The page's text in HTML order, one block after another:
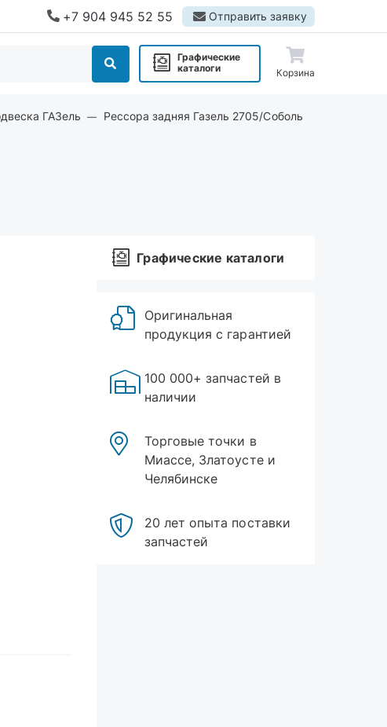
+7 904 945 52 55 Отправить заявку
Графические
каталоги
Корзина
ГАЗель
Рессора задняя Газель 2705/Соболь
Графические каталоги
Оригинальная
продукция с гарантией
100 000+ запчастей в
наличии
Торговые точки в
Миассе, Златоусте и
Челябинске
20 лет опыта поставки
запчастей